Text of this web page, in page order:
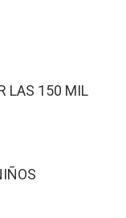
LAS 150 MIL